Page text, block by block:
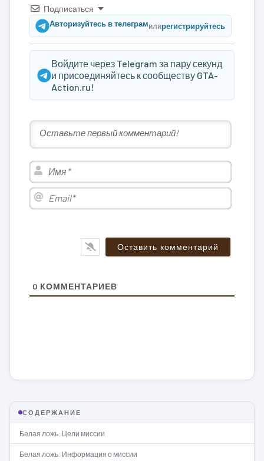
Подписаться
Авторизуйтесь в телеграмилирегистрируйтесь
Войдите через Telegram за пару секунд
и присоединяйтесь к сообществу GTA-
Action.ru!
Имя*
Email*
0 КОММЕНТАРИЕВ
СОДЕРЖАНИЕ
Белая ложь: Цели миссии
Белая ложь: Информация о миссии